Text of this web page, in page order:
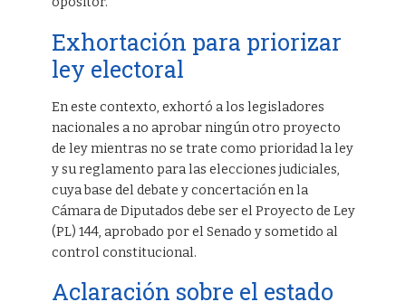
Exhortación para priorizar
ley electoral
En este contexto, exhortó a los legisladores
nacionales a no aprobar ningún otro proyecto
de ley mientras no se trate como prioridad la ley
y su reglamento para las elecciones judiciales,
cuya base del debate y concertación en la
Cámara de Diputados debe ser el Proyecto de Ley
(PL) 144, aprobado por el Senado y sometido al
control constitucional.
Aclaración sobre el estado